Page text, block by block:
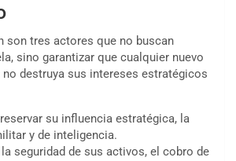
son tres actores que no buscan
sino garantizar que cualquier nuevo
destruya sus intereses estratégicos
su influencia estratégica, la
y de inteligencia.
seguridad de sus activos, el cobro de